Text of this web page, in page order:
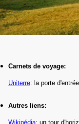
Carnets de voyage:
Uniterre: la porte
Autres liens:
Wikipédia: un tour